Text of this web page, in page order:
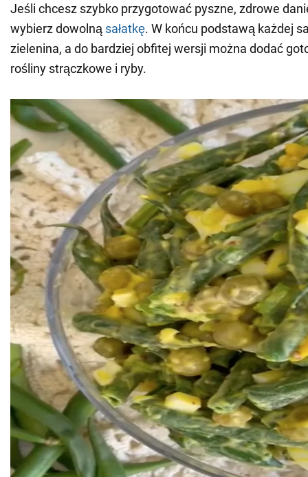
Jeśli chcesz szybko przygotować pyszne, zdrowe
wybierz dowolną sałatkę. W końcu podstawą każdej
zielenina, a do bardziej obfitej wersji można dodać
rośliny strączkowe i ryby.